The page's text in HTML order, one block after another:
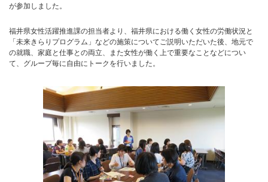
が参加しました。
福井県女性活躍推進課の担当者より、福井県における働く女性の労働状況と
「未来きらりプログラム」などの施策についてご説明いただいた後、地元で
の就職、家庭と仕事との両立、また女性が働く上で重要なことなどについ
て、グループ毎に自由にトークを行いました。